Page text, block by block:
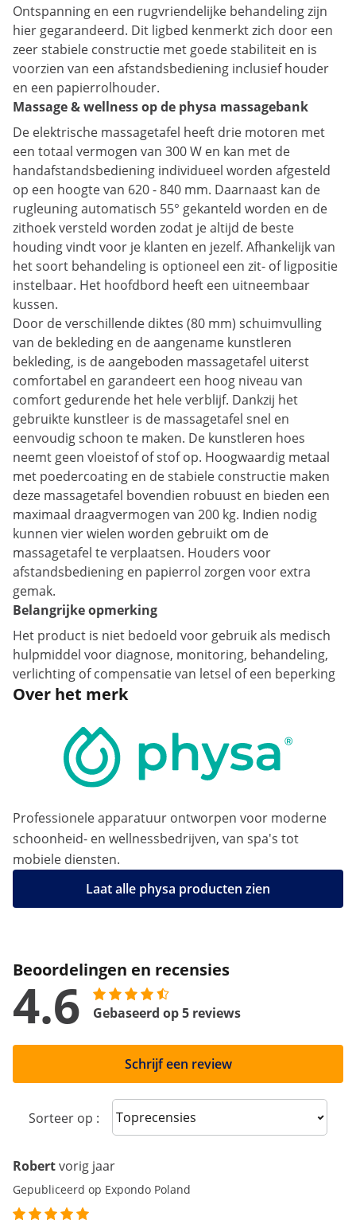
Ontspanning en een rugvriendelijke behandeling zijn
hier gegarandeerd. Dit ligbed kenmerkt zich door een
zeer stabiele constructie met goede stabiliteit en is
voorzien van een afstandsbediening inclusief houder
en een papierrolhouder.
Massage & wellness op de physa massagebank
De elektrische massagetafel heeft drie motoren met
een totaal vermogen van 300 W en kan met de
handafstandsbediening individueel worden afgesteld
op een hoogte van 620 - 840 mm. Daarnaast kan de
rugleuning automatisch 55° gekanteld worden en de
zithoek versteld worden zodat je altijd de beste
houding vindt voor je klanten en jezelf. Afhankelijk van
het soort behandeling is optioneel een zit- of ligpositie
instelbaar. Het hoofdbord heeft een uitneembaar
kussen.
Door de verschillende diktes (80 mm) schuimvulling
van de bekleding en de aangename kunstleren
bekleding, is de aangeboden massagetafel uiterst
comfortabel en garandeert een hoog niveau van
comfort gedurende het hele verblijf. Dankzij het
gebruikte kunstleer is de massagetafel snel en
eenvoudig schoon te maken. De kunstleren hoes
neemt geen vloeistof of stof op. Hoogwaardig metaal
met poedercoating en de stabiele constructie maken
deze massagetafel bovendien robuust en bieden een
maximaal draagvermogen van 200 kg. Indien nodig
kunnen vier wielen worden gebruikt om de
massagetafel te verplaatsen. Houders voor
afstandsbediening en papierrol zorgen voor extra
gemak.
Belangrijke opmerking
Het product is niet bedoeld voor gebruik als medisch
hulpmiddel voor diagnose, monitoring, behandeling,
verlichting of compensatie van letsel of een beperking
Over het merk
Professionele apparatuur ontworpen voor moderne
schoonheid- en wellnessbedrijven, van spa's tot
mobiele diensten.
Laat alle physa producten zien
Beoordelingen en recensies
4.6 Gebaseerd op 5 reviews
Schrijf een review
Sorteer op : Sort reviews
Robertvorig jaar
Gepubliceerd op Expondo Poland